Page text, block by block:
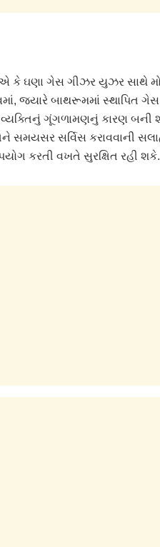
કે ઘણા ગેસ ગીઝર યુઝર સાથે
જ્યારે બાથરૂમમાં સ્થાપિત
ગૂંગળામણનું કારણ
સમયસર સર્વિસ કરાવવાની
કરતી વખતે સુરક્ષિત રહી શકે.